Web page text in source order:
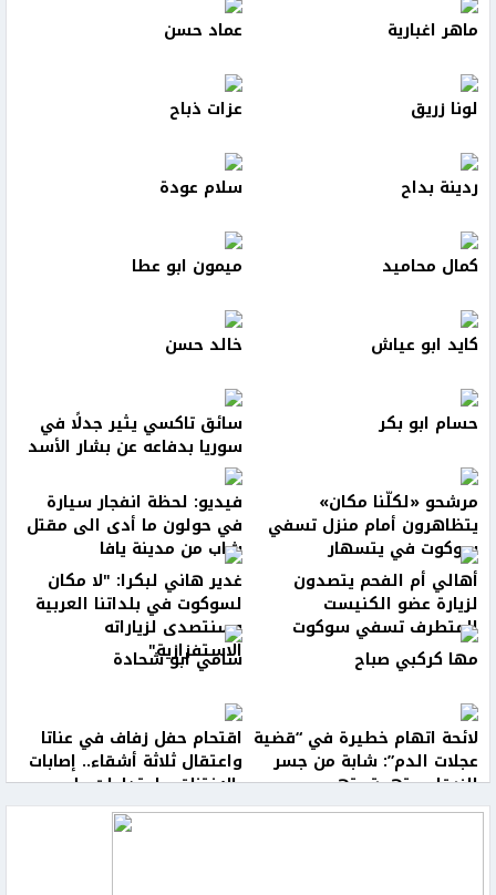
ماهر اغبارية عماد حسن
لونا زريق عزات ذباح
ردينة بداح سلام عودة
كمال محاميد ميمون ابو عطا
كايد ابو عياش خالد حسن
حسام ابو بكر سائق تاكسي يثير جدلًا في
سوريا بدفاعه عن بشار الأسد
مرشحو «لكلّنا مكان»
يتظاهرون أمام منزل تسفي
سوكوت في يتسهار
فيديو: لحظة انفجار سيارة
في حولون ما أدى الى مقتل
شاب من مدينة يافا
أهالي أم الفحم يتصدون
لزيارة عضو الكنيست
المتطرف تسفي سوكوت
غدير هاني لبكرا: "لا مكان
لسوكوت في بلداتنا العربية
وسنتصدى لزياراته
الاستفزازية" مها كركبي صباح سامي ابو شحادة
لائحة اتهام خطيرة في “قضية
عجلات الدم”: شابة من جسر
الزرقاء متهمة بتهريب
مركبات استُخدمت بجرائم قتل
اقتحام حفل زفاف في عناتا
واعتقال ثلاثة أشقاء.. إصابات
بالاختناق واعتداءات على
المواطنين